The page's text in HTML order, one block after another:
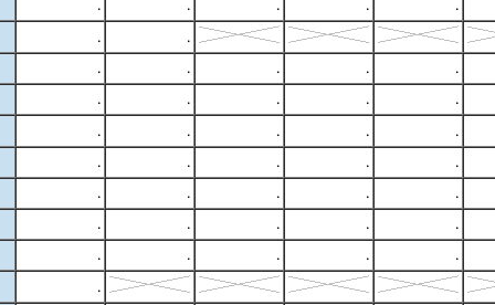
. . . . .
.
.
. . . . .
. . . . .
. . . . .
. . . . .
. . . . .
. . . . .
. . . . .
.